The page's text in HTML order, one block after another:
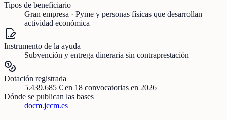
Tipos de beneficiario
Gran empresa · Pyme y personas físicas que desarrollan
actividad económica
Instrumento de la ayuda
Subvención y entrega dineraria sin contraprestación
Dotación registrada
5.439.685 € en 18 convocatorias en 2026
Dónde se publican las bases
docm.jccm.es